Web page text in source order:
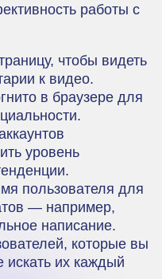
работы с
чтобы видеть
к видео.
в браузере для
уровень
пользователя для
— например,
написание.
которые вы
искать их каждый